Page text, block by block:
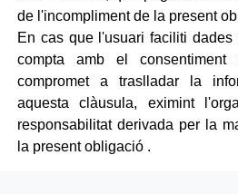
de l'incompliment de la present
En cas que l'usuari faciliti
compta amb el
compromet a traslladar la
aquesta clàusula, eximint
responsabilitat derivada per la
la present obligació .